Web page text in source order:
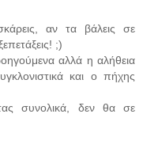
αν τα βάλεις σε
;)
αλλά η αλήθεια
και ο πήχης
συνολικά, δεν θα σε